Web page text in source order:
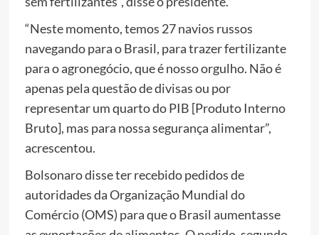
“Neste momento, temos 27 navios russos
navegando para o Brasil, para trazer fertilizante
para o agronegócio, que é nosso orgulho. Não é
apenas pela questão de divisas ou por
representar um quarto do PIB [Produto Interno
Bruto], mas para nossa segurança alimentar”,
acrescentou.
Bolsonaro disse ter recebido pedidos de
autoridades da Organização Mundial do
Comércio (OMS) para que o Brasil aumentasse